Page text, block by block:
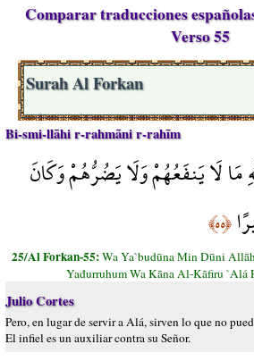
Comparar traducciones
Verso 55
Surah Al Forkan
Bi-smi-llāhi r-rahmāni r-rahīm
مَا لَا يَنفَعُهُمْ وَلَا يَضُرُّهُمْ وَكَانَ
﴿٥٥﴾
25/Al Forkan-55:Wa Ya`budūna Min Dūni
Yađurruhum Wa Kāna Al-Kāfiru `Alá
Julio Cortes
Pero, en lugar de servir a Alá, sirven lo que no
El infiel es un auxiliar contra su Señor.